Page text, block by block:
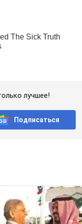
лучшее!
Подписаться